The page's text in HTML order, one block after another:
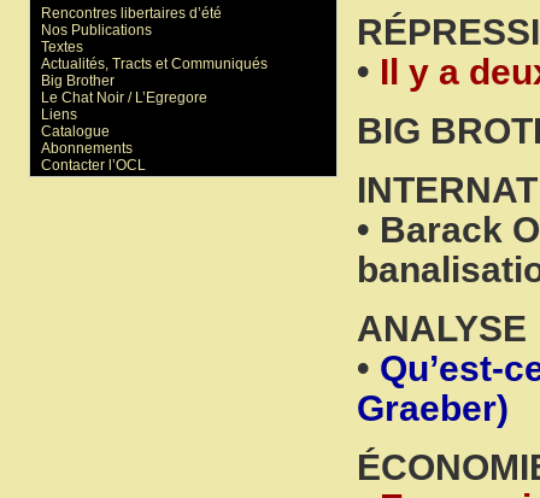
• Il y a
BIG
• Barack
ANALYSE
• Qu’est-
Graeber)
Rencontres libertaires d’été
Nos Publications
Textes
Actualités, Tracts et Communiqués
Big Brother
Le Chat Noir / L’Egregore
Liens
Catalogue
Abonnements
Contacter l’OCL